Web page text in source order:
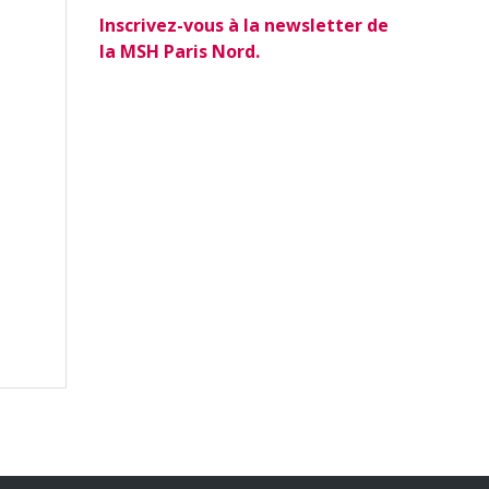
Inscrivez-vous à la newsletter de
la MSH Paris Nord.